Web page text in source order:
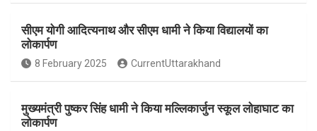
ce
b
o
o
k
s
A
p
p
ar
e
सीएम योगी आदित्यनाथ और सीएम धामी ने किया विद्यालयों का
लोकार्पण
8 February 2025 CurrentUttarakhand
मुख्यमंत्री पुष्कर सिंह धामी ने किया मल्लिकार्जुन स्कूल लोहाघाट का
लोकार्पण